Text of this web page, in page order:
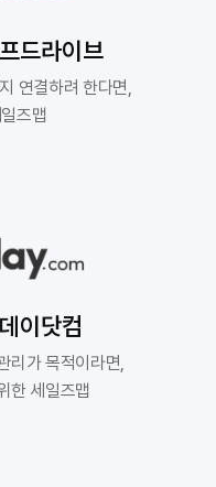
드라이브
연결하려 한다면,
즈맵
이닷컴
리가 목적이라면,
한 세일즈맵